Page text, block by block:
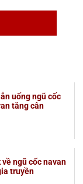
uống ngũ cốc
tăng cân
ngũ cốc navan
truyền